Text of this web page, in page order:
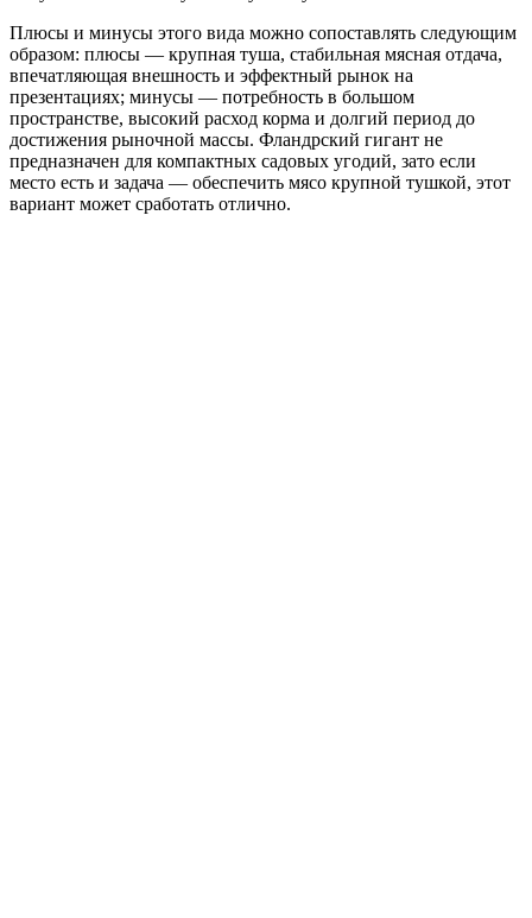
Плюсы и минусы этого вида можно сопоставлять следующим
образом: плюсы — крупная туша, стабильная мясная отдача,
впечатляющая внешность и эффектный рынок на
презентациях; минусы — потребность в большом
пространстве, высокий расход корма и долгий период до
достижения рыночной массы. Фландрский гигант не
предназначен для компактных садовых угодий, зато если
место есть и задача — обеспечить мясо крупной тушкой, этот
вариант может сработать отлично.